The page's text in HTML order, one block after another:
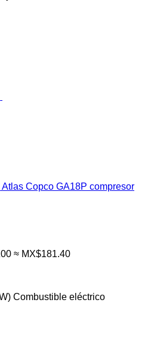
Atlas Copco GA18P compresor
≈ MX$181.40
Combustible eléctrico